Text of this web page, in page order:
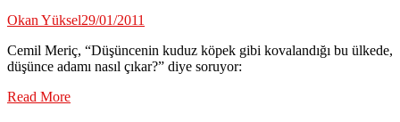
Okan Yüksel29/01/2011
Cemil Meriç, “Düşüncenin kuduz köpek gibi kovalandığı bu ülkede,
düşünce adamı nasıl çıkar?” diye soruyor:
Read More